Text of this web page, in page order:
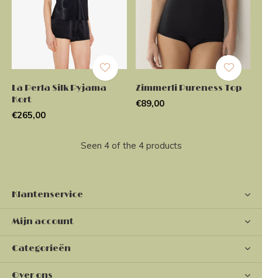
La Perla Silk Pyjama
Kort
€265,00
Zimmerli Pureness Top
€89,00
Seen 4 of the 4 products
Klantenservice
Mijn account
Categorieën
Over ons